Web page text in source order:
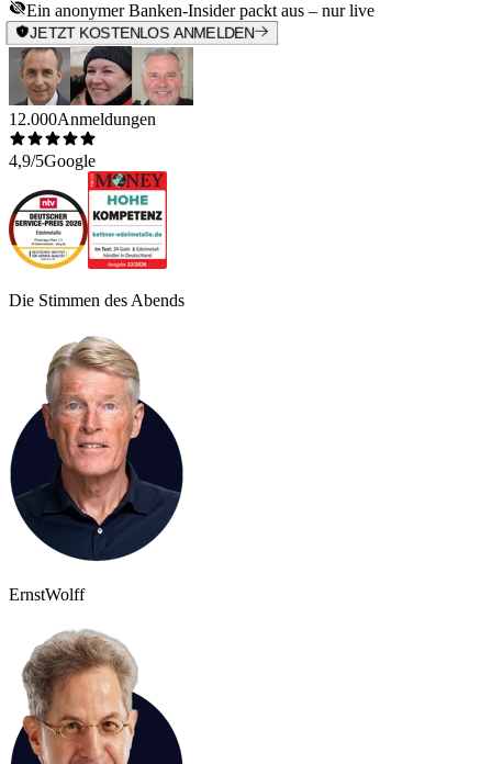
Ein anonymer Banken-Insider packt aus – nur live
JETZT KOSTENLOS ANMELDEN
12.000Anmeldungen
4,9/5Google
Die Stimmen des Abends
ErnstWolff